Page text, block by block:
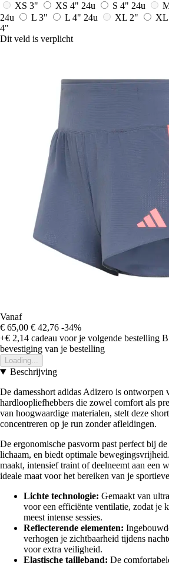
XS 3"
XS 4" 24u S 4" 24u
24u
L 3" L 4" 24u XL 2"
4"
Dit veld is verplicht
Vanaf
€ 65,00 € 42,76 -34%
+€ 2,14 cadeau voor je volgende bestelling
bevestiging van je bestelling
Loading...
Beschrijving
De damesshort adidas Adizero is ontworpen
hardloopliefhebbers die zowel comfort als
van hoogwaardige materialen, stelt deze
concentreren op je run zonder afleidingen.
De ergonomische pasvorm past perfect bij
lichaam, en biedt optimale
maakt, intensief traint of deelneemt aan een
ideale maat voor het bereiken van je
Lichte technologie: Gemaakt van
voor een efficiënte ventilatie, zodat je
meest intense sessies.
Reflecterende elementen:
verhogen je zichtbaarheid tijdens
voor extra veiligheid.
Elastische tailleband: De